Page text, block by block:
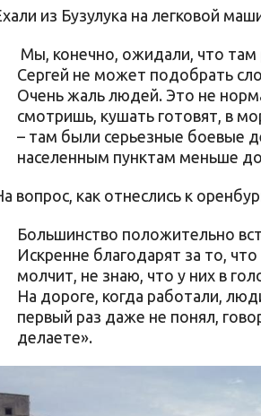
из Бузулука на легковой
Мы, конечно, ожидали, что там
Сергей не может подобрать
Очень жаль людей. Это не
смотришь, кушать готовят, в
– там были серьезные боевые
населенным пунктам меньше
вопрос, как отнеслись к
Большинство положительно
Искренне благодарят за то,
молчит, не знаю, что у них в
На дороге, когда работали,
первый раз даже не понял,
делаете».